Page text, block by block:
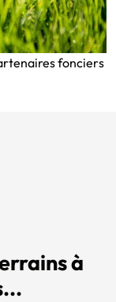
fonciers
à